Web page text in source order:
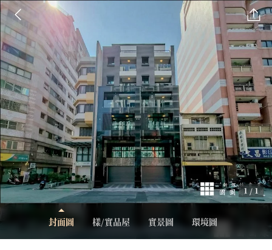
封面圖 樣/實品屋 實景圖 環境圖
1 / 1